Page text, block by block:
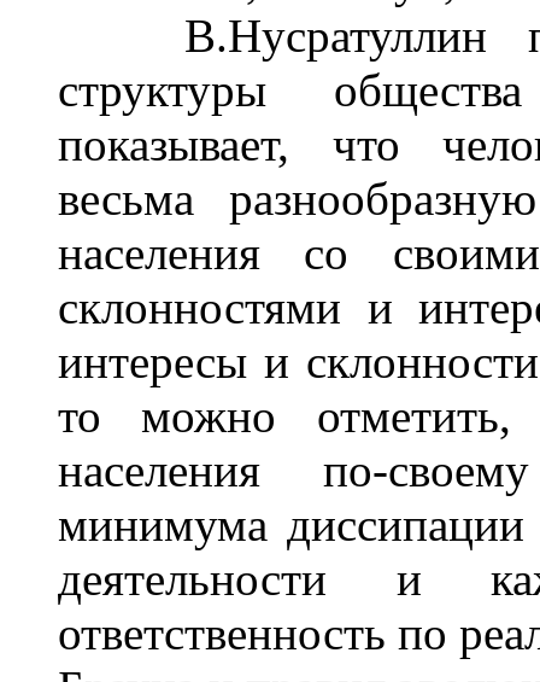
В.Нусратуллин
структуры
показывает, что
весьма
населения со
склонностями и
интересы и
то можно
населения по-
минимума диссипации
деятельности и
ответственность по